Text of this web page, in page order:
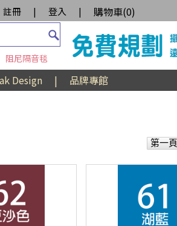
註冊 | 登入 | 購物車(0)
阻尼隔音毯
Design | 品牌專館
第一頁